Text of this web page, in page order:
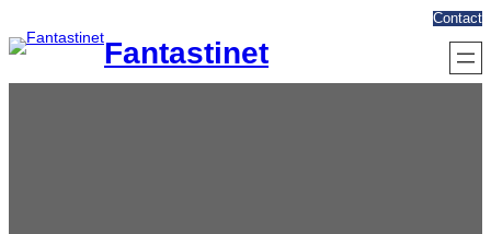
au
contenu
Fantastinet
Contact